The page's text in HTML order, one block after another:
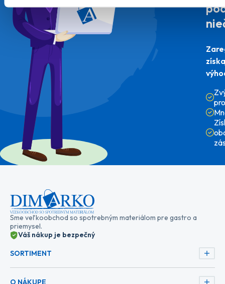
Sme veľkoobchod so spotrebným materiálom pre gastro a
priemysel.
Váš nákup je bezpečný
SORTIMENT
O NÁKUPE